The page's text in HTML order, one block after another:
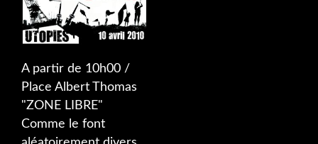
A partir de 10h00 /
Place Albert Thomas
"ZONE LIBRE"
Comme le font